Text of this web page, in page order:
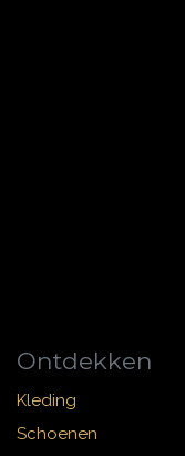
Ontdekken
Kleding
Schoenen